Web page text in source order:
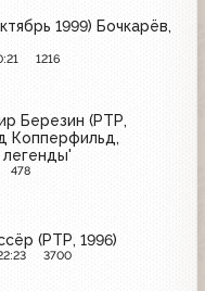
1999) Бочкарёв,
1216
Березин (РТР,
Копперфильд,
легенды'
478
(РТР, 1996)
3700